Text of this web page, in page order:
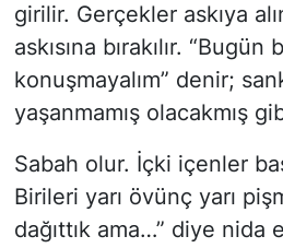
girilir. Gerçekler askıya
askısına bırakılır. “Bugün
konuşmayalım” denir;
yaşanmamış olacakmış
Sabah olur. İçki içenler
Birileri yarı övünç yarı
dağıttık ama…” diye nida